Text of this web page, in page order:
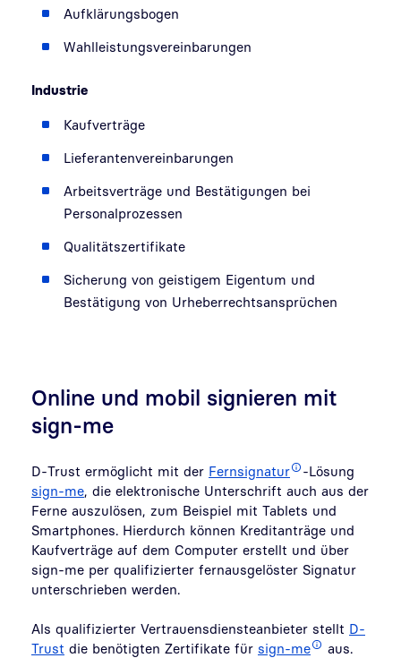
Aufklärungsbogen
Wahlleistungsvereinbarungen
Industrie
Kaufverträge
Lieferantenvereinbarungen
Arbeitsverträge und Bestätigungen bei
Personalprozessen
Qualitätszertifikate
Sicherung von geistigem Eigentum und
Bestätigung von Urheberrechtsansprüchen
Online und mobil signieren mit
sign-me
D-Trust ermöglicht mit der Fernsignatur
-Lösung
sign-me , die elektronische Unterschrift auch aus der
Ferne auszulösen, zum Beispiel mit Tablets und
Smartphones. Hierdurch können Kreditanträge und
Kaufverträge auf dem Computer erstellt und über
sign-me per qualifizierter fernausgelöster Signatur
unterschrieben werden.
Als qualifizierter Vertrauensdiensteanbieter stellt D-
Trust die benötigten Zertifikate für sign-me
aus.